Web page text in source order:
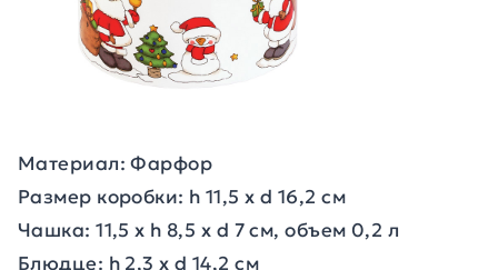
Материал: Фарфор
Размер коробки: h 11,5 х d 16,2 см
Чашка: 11,5 х h 8,5 х d 7 см, объем 0,2 л
Блюдце: h 2,3 х d 14,2 см